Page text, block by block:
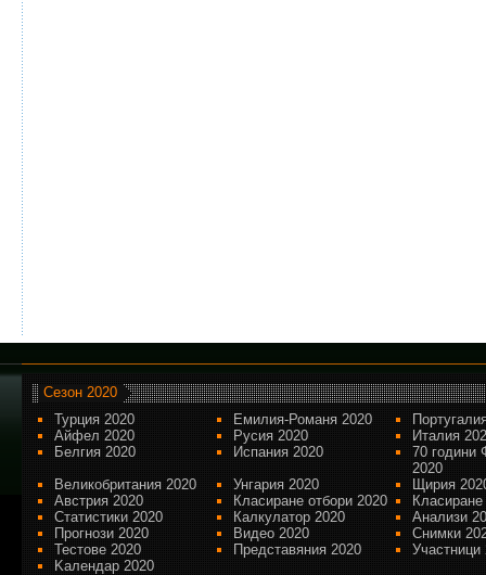
Сезон 2020
Турция 2020
Емилия-Романя 2020
Айфел 2020
Русия 2020
Италия
Белгия 2020
Испания 2020
70 години
2020
Великобритания 2020
Унгария 2020
Щирия
Австрия 2020
Класиране отбори 2020
Статистики 2020
Калкулатор 2020
Анализи
Прогнози 2020
Видео 2020
Снимки
Тестове 2020
Представяния 2020
Участници
Kалендар 2020